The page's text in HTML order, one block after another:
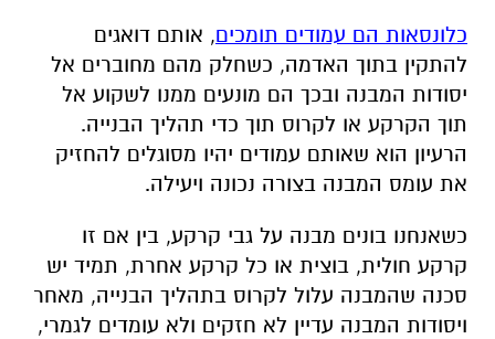
כלונסאות הם עמודים תומכים, אותם דואגים
להתקין בתוך האדמה, כשחלק מהם מחוברים אל
יסודות המבנה ובכך הם מונעים ממנו לשקוע אל
תוך הקרקע או לקרוס תוך כדי תהליך הבנייה.
הרעיון הוא שאותם עמודים יהיו מסוגלים להחזיק
את עומס המבנה בצורה נכונה ויעילה.
כשאנחנו בונים מבנה על גבי קרקע, בין אם זו
קרקע חולית, בוצית או כל קרקע אחרת, תמיד יש
סכנה שהמבנה עלול לקרוס בתהליך הבנייה, מאחר
ויסודות המבנה עדיין לא חזקים ולא עומדים לגמרי,